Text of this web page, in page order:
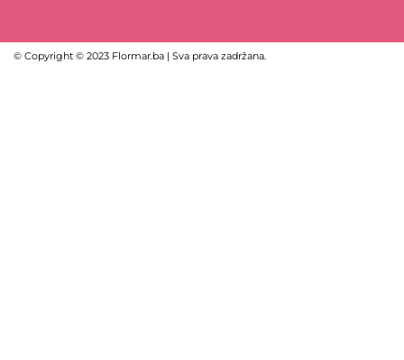
© Copyright © 2023 Flormar.ba | Sva prava zadržana.